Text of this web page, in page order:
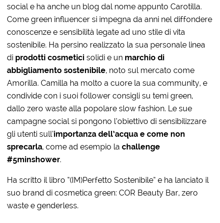
social e ha anche un blog dal nome appunto Carotilla.
Come green influencer si impegna da anni nel diffondere
conoscenze e sensibilità legate ad uno stile di vita
sostenibile. Ha persino realizzato la sua personale linea
di prodotti cosmetici solidi e un marchio di
abbigliamento sostenibile, noto sul mercato come
Amorilla. Camilla ha molto a cuore la sua community, e
condivide con i suoi follower consigli su temi green,
dallo zero waste alla popolare slow fashion. Le sue
campagne social si pongono l’obiettivo di sensibilizzare
gli utenti sull’importanza dell’acqua e come non
sprecarla, come ad esempio lachallenge
#5minshower.
Ha scritto il libro “(IM)Perfetto Sostenibile” e ha lanciato il
suo brand di cosmetica green: COR Beauty Bar, zero
waste e genderless.